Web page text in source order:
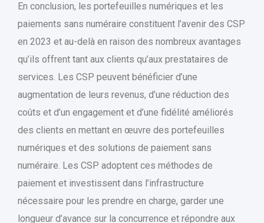
En conclusion, les portefeuilles numériques et les
paiements sans numéraire constituent l’avenir des CSP
en 2023 et au-delà en raison des nombreux avantages
qu’ils offrent tant aux clients qu’aux prestataires de
services. Les CSP peuvent bénéficier d’une
augmentation de leurs revenus, d’une réduction des
coûts et d’un engagement et d’une fidélité améliorés
des clients en mettant en œuvre des portefeuilles
numériques et des solutions de paiement sans
numéraire. Les CSP adoptent ces méthodes de
paiement et investissent dans l’infrastructure
nécessaire pour les prendre en charge, garder une
longueur d’avance sur la concurrence et répondre aux